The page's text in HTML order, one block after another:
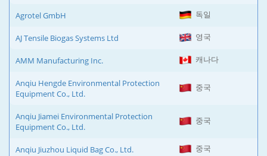
Agrotel GmbH 독일
AJ Tensile Biogas Systems Ltd 영국
AMM Manufacturing Inc. 캐나다
Anqiu Hengde Environmental Protection
Equipment Co., Ltd.
중국
Anqiu Jiamei Environmental Protection
Equipment Co., Ltd.
중국
Anqiu Jiuzhou Liquid Bag Co., Ltd. 중국